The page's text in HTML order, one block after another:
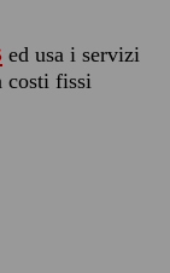
ed usa i servizi
costi fissi